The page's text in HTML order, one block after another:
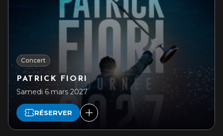
Concert
PATRICK FIORI
Samedi 6 mars 2027
RÉSERVER